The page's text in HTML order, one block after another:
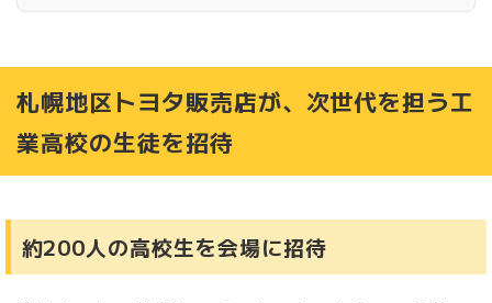
ファン熱狂！闘いの足跡を間近で
今年もビギナー向けラリーが、全国13会場で開催！
札幌地区トヨタ販売店が、次世代を担う工
業高校の生徒を招待
約200人の高校生を会場に招待